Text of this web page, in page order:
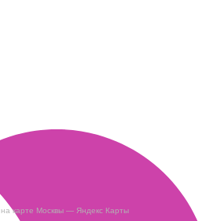
карте Москвы — Яндекс Карты